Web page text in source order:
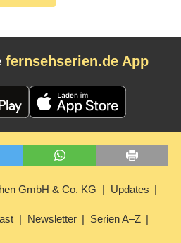
fernsehserien.de App
GmbH & Co. KG Updates
Newsletter Serien A–Z